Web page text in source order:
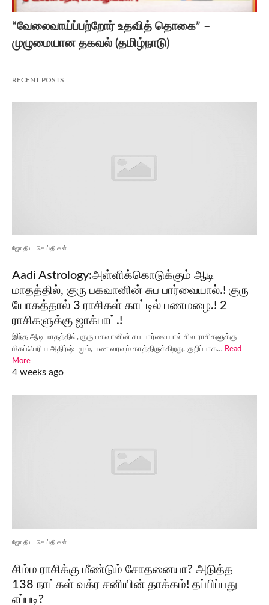
“வேலைவாய்ப்பற்றோர் உதவித் தொகை” –
முழுமையான தகவல் (தமிழ்நாடு)
RECENT POSTS
ஜோதிட செய்திகள்
Aadi Astrology:அள்ளிக்கொடுக்கும் ஆடி
மாதத்தில், குரு பகவானின் சுப பார்வையால்.! குரு
யோகத்தால் 3 ராசிகள் காட்டில் பணமழை.! 2
ராசிகளுக்கு ஜாக்பாட்.!
இந்த ஆடி மாதத்தில், குரு பகவானின் சுப பார்வையால் சில ராசிகளுக்கு
மிகப்பெரிய அதிர்ஷ்டமும், பண வரவும் காத்திருக்கிறது. குறிப்பாக… Read
More
4 weeks ago
ஜோதிட செய்திகள்
சிம்ம ராசிக்கு மீண்டும் சோதனையா? அடுத்த
138 நாட்கள் வக்ர சனியின் தாக்கம்! தப்பிப்பது
எப்படி?